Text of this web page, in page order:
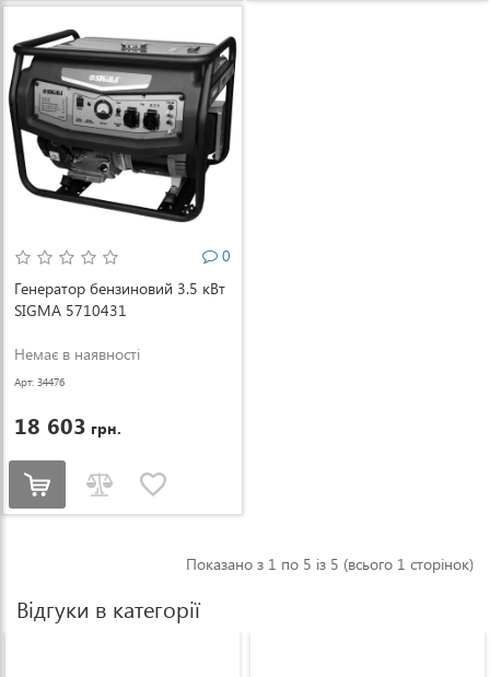
0
Генератор бензиновий 3.5 кВт
SIGMA 5710431
Немає в наявності
Арт: 34476
18 603 грн.
Показано з 1 по 5 із 5 (всього 1 сторінок)
Відгуки в категорії